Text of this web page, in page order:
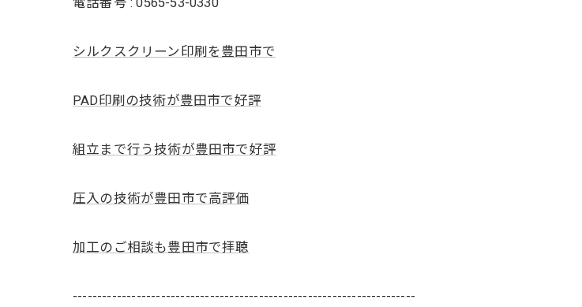
シルクスクリーン印刷を豊田市で
PAD印刷の技術が豊田市で好評
組立まで行う技術が豊田市で好評
圧入の技術が豊田市で高評価
加工のご相談も豊田市で拝聴
----------------------------------------------------------------------